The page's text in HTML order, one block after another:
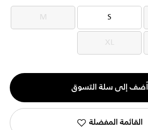
S
S
M
M
XL
XL
أضف إلى سلة التسوق
القائمة المفضلة